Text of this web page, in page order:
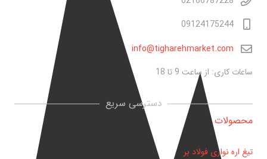
09124175244
info@tigharehmarket.com
ساعات کاری: از ساعت 9 تا 18
دسترسی سریع
محصولات
تیغ اره نواری فولاد بر